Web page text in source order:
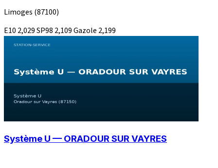
Limoges (87100)
E10 2,029SP98 2,109Gazole 2,199
Système U — ORADOUR SUR VAYRES